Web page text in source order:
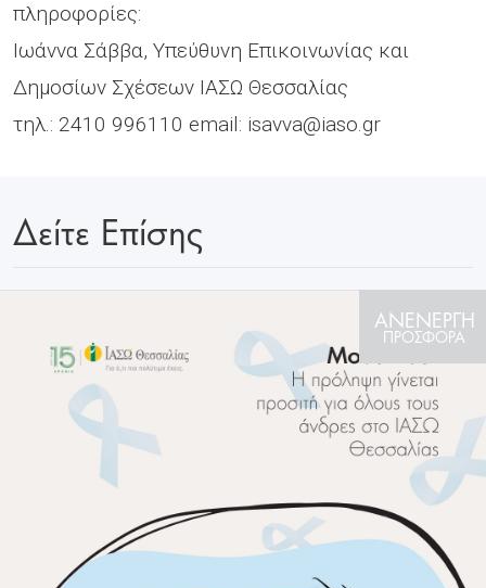
πληροφορίες:
Ιωάννα Σάββα, Υπεύθυνη Επικοινωνίας και
Δημοσίων Σχέσεων ΙΑΣΩ Θεσσαλίας
τηλ.: 2410 996110 email: isavva@iaso.gr
Δείτε Επίσης
ΑΝΕΝΕΡΓΗ
ΠΡΟΣΦΟΡΑ